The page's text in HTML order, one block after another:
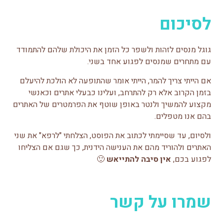
לסיכום
גוגל מנסים לזהות ולשפר כל הזמן את היכולת שלהם להתמודד
עם מתחרים שמנסים לפגוע אחד בשני.
אם הייתי צריך להמר, הייתי אומר שהתופעה לא הולכת להיעלם
בזמן הקרוב אלא רק להתרחב, ועלינו כבעלי אתרים וכאנשי
מקצוע להמשיך ולנטר באופן שוטף את הפרמטרים של האתרים
בהם אנו מטפלים.
ולסיום, עד שסיימתי לכתוב את הפוסט, הצלחתי "לרפא" את שני
האתרים ולהוריד מהם את הענישה הידנית, כך שגם אם הצליחו
לפגוע בכם, אין סיבה להתייאש 🙂
שמרו על קשר